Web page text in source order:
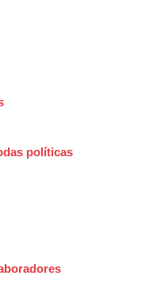
políticas